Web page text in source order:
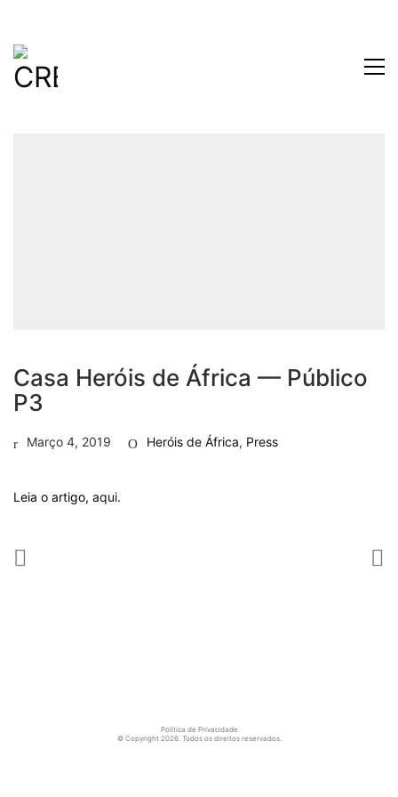
Casa Heróis de África — Público
P3
Março 4, 2019 Heróis de África, Press
Leia o artigo, aqui.
Política de Privacidade
© Copyright 2026. Todos os direitos reservados.